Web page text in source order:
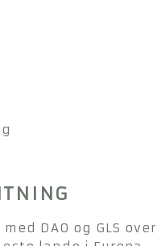
DAO og GLS over